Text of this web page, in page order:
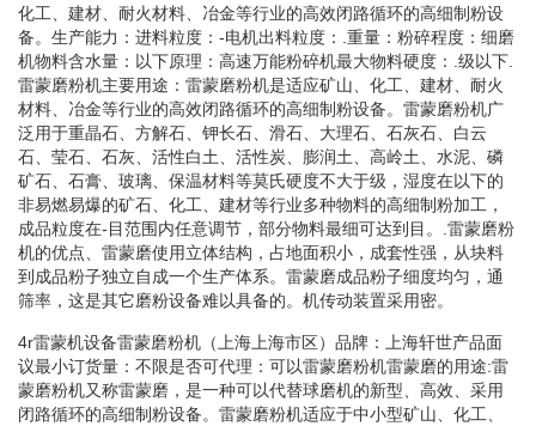
化工、建材、耐火材料、冶金等行业的高效闭路循环的高细制粉设
备。生产能力：进料粒度：-电机出料粒度：.重量：粉碎程度：细磨
机物料含水量：以下原理：高速万能粉碎机最大物料硬度：.级以下.
雷蒙磨粉机主要用途：雷蒙磨粉机是适应矿山、化工、建材、耐火
材料、冶金等行业的高效闭路循环的高细制粉设备。雷蒙磨粉机广
泛用于重晶石、方解石、钾长石、滑石、大理石、石灰石、白云
石、莹石、石灰、活性白土、活性炭、膨润土、高岭土、水泥、磷
矿石、石膏、玻璃、保温材料等莫氏硬度不大于级，湿度在以下的
非易燃易爆的矿石、化工、建材等行业多种物料的高细制粉加工，
成品粒度在-目范围内任意调节，部分物料最细可达到目。.雷蒙磨粉
机的优点、雷蒙磨使用立体结构，占地面积小，成套性强，从块料
到成品粉子独立自成一个生产体系。雷蒙磨成品粉子细度均匀，通
筛率，这是其它磨粉设备难以具备的。机传动装置采用密。
4r雷蒙机设备雷蒙磨粉机（上海上海市区）品牌：上海轩世产品面
议最小订货量：不限是否可代理：可以雷蒙磨粉机雷蒙磨的用途:雷
蒙磨粉机又称雷蒙磨，是一种可以代替球磨机的新型、高效、采用
闭路循环的高细制粉设备。雷蒙磨粉机适应于中小型矿山、化工、